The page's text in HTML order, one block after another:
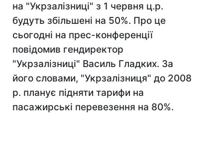
на "Укрзалізниці" з 1 червня ц.р.
будуть збільшені на 50%. Про це
сьогодні на прес-конференції
повідомив гендиректор
"Укрзалізниці" Василь Гладких. За
його словами, "Укрзалізниця" до 2008
р. планує підняти тарифи на
пасажирські перевезення на 80%.